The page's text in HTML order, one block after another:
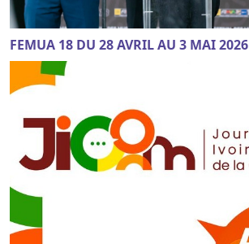
FEMUA 18 DU 28 AVRIL AU 3 MAI 2026